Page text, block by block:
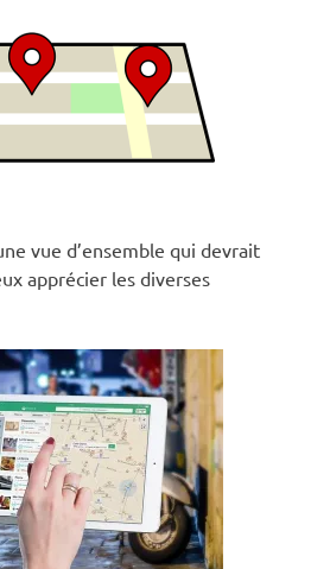
vue d’ensemble qui devrait
apprécier les diverses